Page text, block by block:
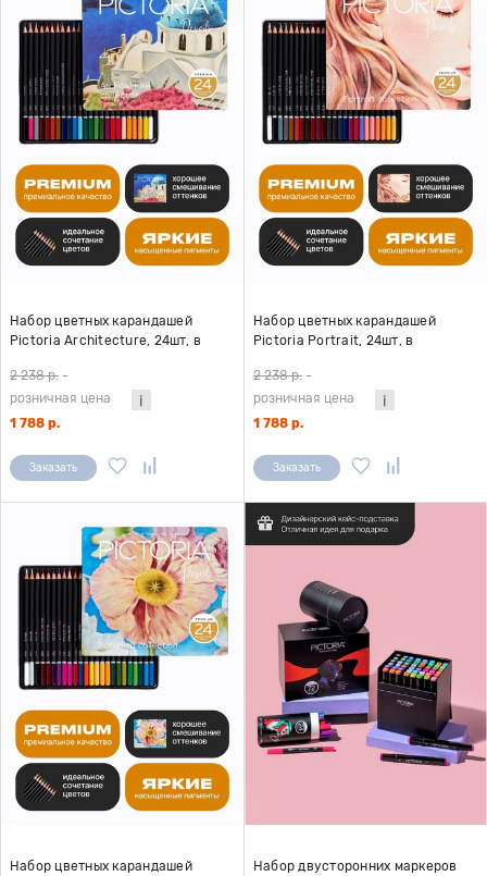
Набор цветных карандашей
Pictoria Architecture, 24шт, в
2 238 р. -
розничная цена
1 788 р.
Заказать
Набор цветных карандашей
Pictoria Portrait, 24шт, в
2 238 р. -
розничная цена
1 788 р.
Заказать
Набор цветных карандашей
Набор двусторонних маркеров